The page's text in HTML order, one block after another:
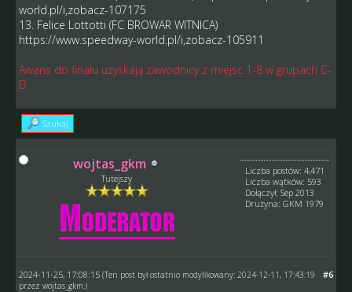
world.pl/i,zobacz-107175
13. Felice Lottotti (FC BROWAR WITNICA)
https://www.speedway-world.pl/i,zobacz-105911
Awans do finału uzyskają zawodnicy z miejsc 1-8 w grupach C-
D
Szukaj
wojtas_gkm
Tutejszy
Liczba postów: 4,471
Liczba wątków: 593
Dołączył: Sep 2013
Drużyna: GKM 1979
#6
2024-11-25, 17:08:15 (Ten post był ostatnio modyfikowany: 2024-12-11, 17:43:19
przez wojtas_gkm.)